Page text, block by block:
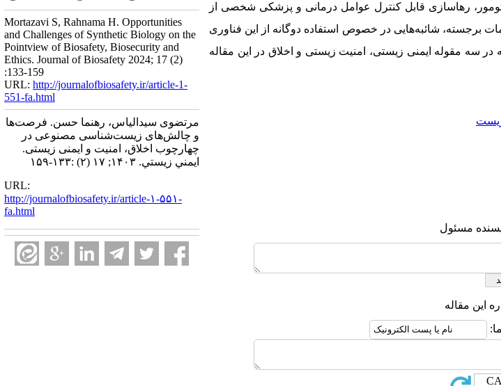
رهاسازی قابل کنترل عوامل درمانی و پزشکی شخصی از
شائبه‌هایی در خصوص استفاده دوگانه از این فناوری
سه مقوله ایمنی زیستی، امنیت زیستی و اخلاق در این مقاله
مسئول
این مقاله
Mortazavi S, Rahnama H. Opportunities
and Challenges of Synthetic Biology on the
Pointview of Biosafety, Biosecurity and
Ethics. Journal of Biosafety 2024; 17 (2)
:133-159
URL: http://journalofbiosafety.ir/article-1-
551-fa.html
مرتضوی سیدالیاس، رهنما حسن. فرصت‌ها
و چالش‌های زیست‌شناسی مصنوعی در
چهارچوب اخلاق، امنیت و ایمنی زیستی.
ايمني زيستي. ۱۴۰۳; ۱۷ (۲) :۱۳۳-۱۵۹
URL:
http://journalofbiosafety.ir/article-۱-۵۵۱-
fa.html